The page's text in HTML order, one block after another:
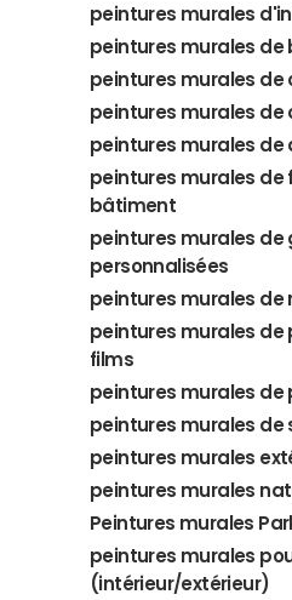
peintures murales
peintures murales de
peintures murales de
peintures murales de
peintures murales de
peintures murales de
bâtiment
peintures murales de
personnalisées
peintures murales de
peintures murales de
films
peintures murales de
peintures murales de
peintures murales
peintures murales
Peintures murales
peintures murales
(intérieur/extérieur)